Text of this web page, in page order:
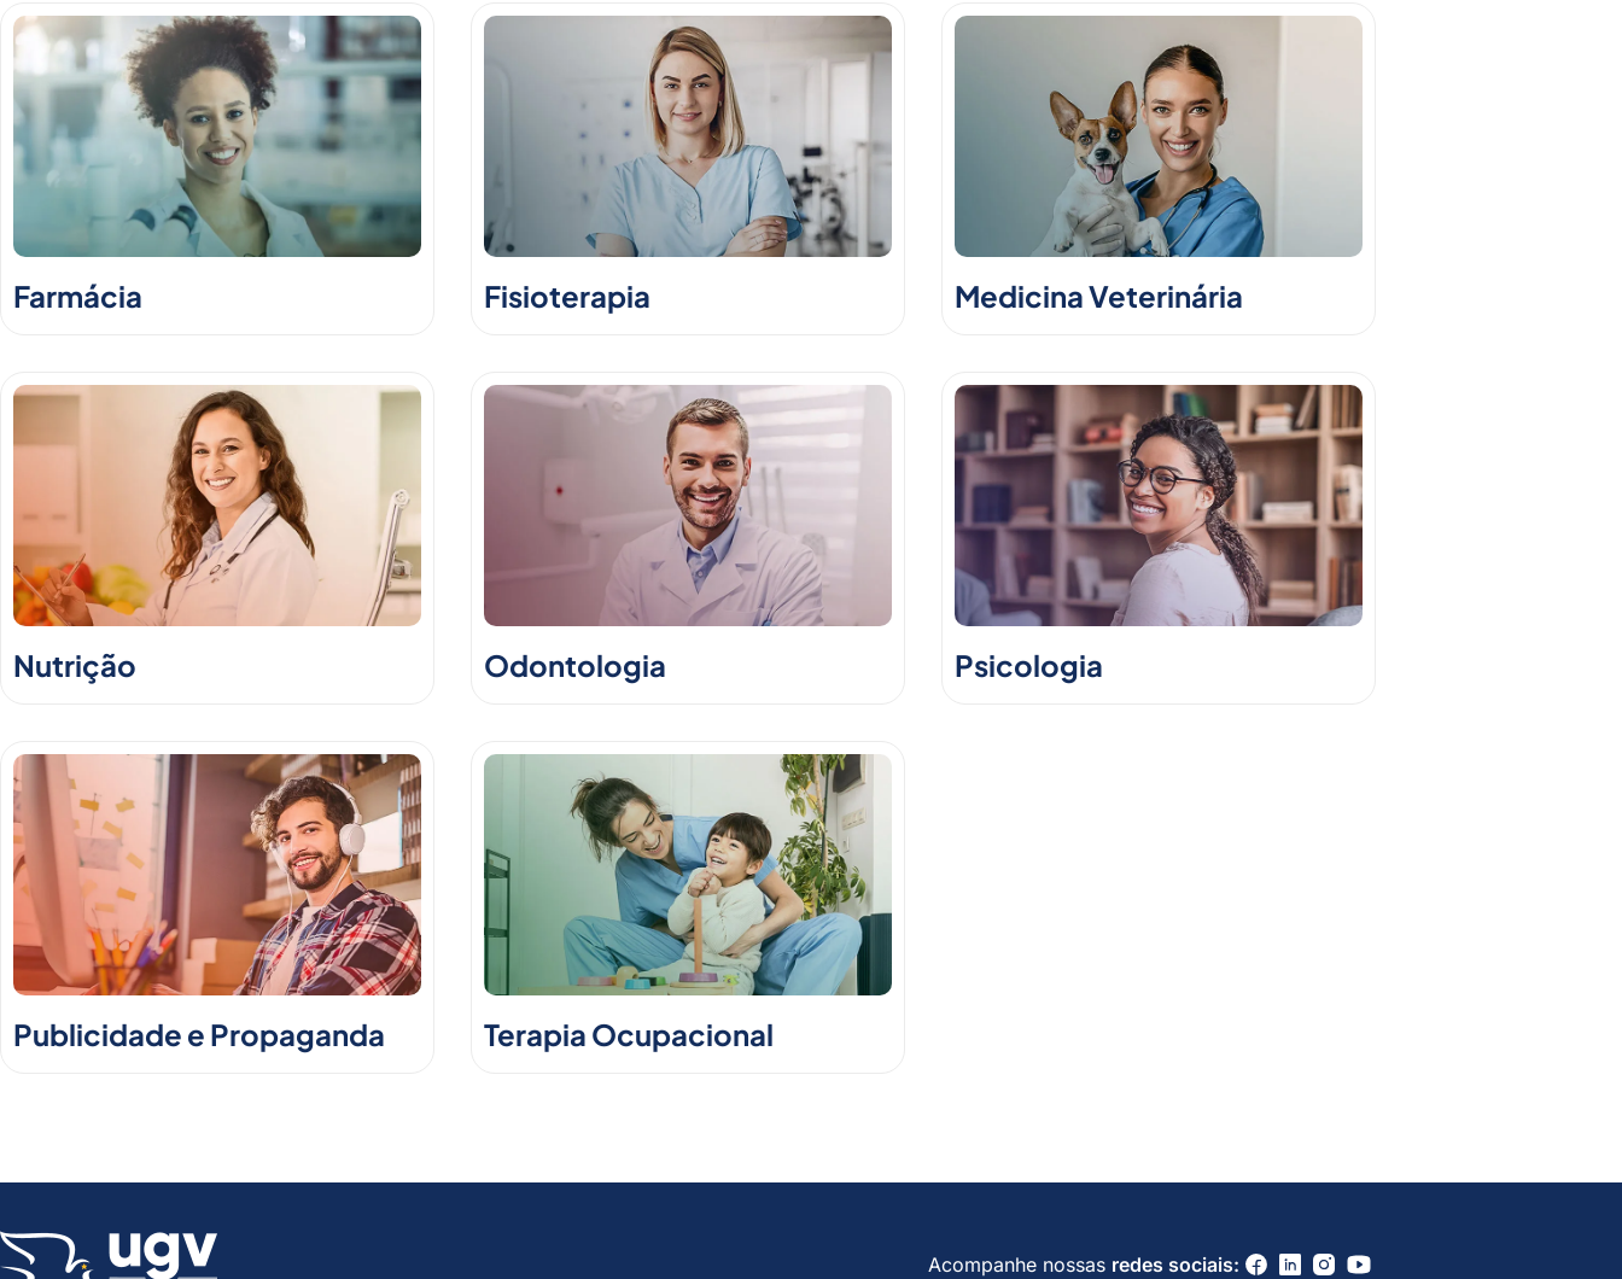
Farmácia Fisioterapia Medicina Veterinária
Nutrição Odontologia Psicologia
Publicidade e Propaganda Terapia Ocupacional
Acompanhe nossas redes sociais: